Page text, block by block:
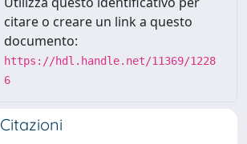
citare o creare un link a questo
documento:
https://hdl.handle.net/11369/1228
6
Citazioni